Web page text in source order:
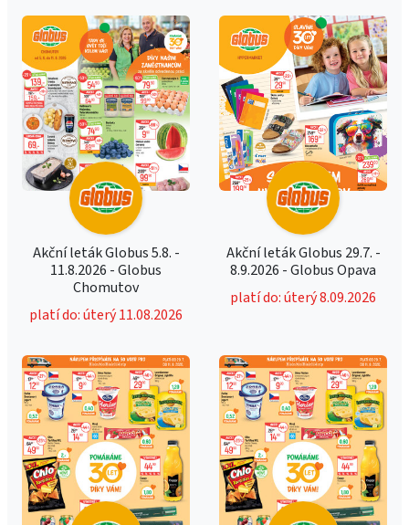
Akční leták Globus 5.8. -
11.8.2026 - Globus
Chomutov
platí do: úterý 11.08.2026
Akční leták Globus 29.7. -
8.9.2026 - Globus Opava
platí do: úterý 8.09.2026